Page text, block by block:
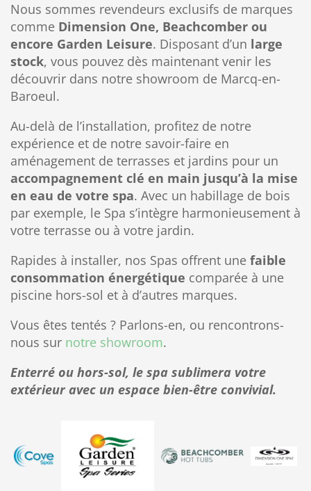
Nous sommes revendeurs exclusifs de marques
comme Dimension One, Beachcomber ou
encore Garden Leisure. Disposant d’un large
stock, vous pouvez dès maintenant venir les
découvrir dans notre showroom de Marcq-en-
Baroeul.
Au-delà de l’installation, profitez de notre
expérience et de notre savoir-faire en
aménagement de terrasses et jardins pour un
accompagnement clé en main jusqu’à la mise
en eau de votre spa. Avec un habillage de bois
par exemple, le Spa s’intègre harmonieusement à
votre terrasse ou à votre jardin.
Rapides à installer, nos Spas offrent une faible
consommation énergétique comparée à une
piscine hors-sol et à d’autres marques.
Vous êtes tentés ? Parlons-en, ou rencontrons-
nous sur notre showroom.
Enterré ou hors-sol, le spa sublimera votre
extérieur avec un espace bien-être convivial.